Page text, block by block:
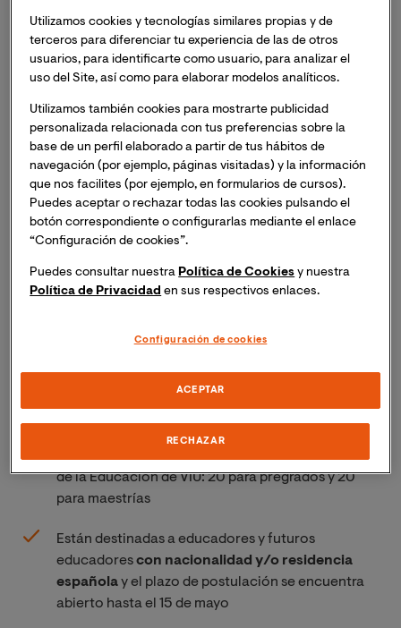
Las Becas Mérito reparten un total de 40 becas
de la Educación de VIU: 20 para pregrados y 20
para maestrías
Están destinadas a educadores y futuros
educadorescon nacionalidad y/o residencia
españolay el plazo de postulación se encuentra
abierto hasta el 15 de mayo
Utilizamos cookies y tecnologías similares propias y de
terceros para diferenciar tu experiencia de las de otros
usuarios, para identificarte como usuario, para analizar el
uso del Site, así como para elaborar modelos analíticos.
Utilizamos también cookies para mostrarte publicidad
personalizada relacionada con tus preferencias sobre la
base de un perfil elaborado a partir de tus hábitos de
navegación (por ejemplo, páginas visitadas) y la información
que nos facilites (por ejemplo, en formularios de cursos).
Puedes aceptar o rechazar todas las cookies pulsando el
botón correspondiente o configurarlas mediante el enlace
“Configuración de cookies”.
Puedes consultar nuestra Política de Cookies y nuestra
Política de Privacidad en sus respectivos enlaces.
Configuración de cookies
RECHAZAR
ACEPTAR